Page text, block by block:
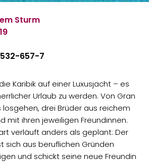
Sturm
657-7
Karibik auf einer Luxusjacht – es
Urlaub zu werden. Von Gran
drei Brüder aus reichem
mit ihren jeweiligen Freundinnen.
verläuft anders als geplant: Der
sich aus beruflichen Gründen
und schickt seine neue Freundin